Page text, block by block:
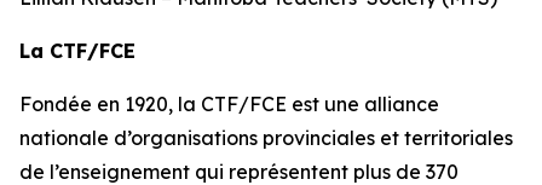
La CTF/FCE
Fondée en 1920, la CTF/FCE est une alliance
nationale d’organisations provinciales et territoriales
de l’enseignement qui représentent plus de 370